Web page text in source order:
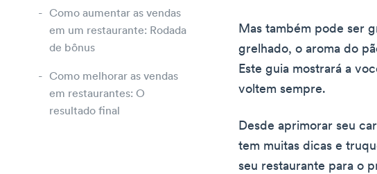
Como aumentar as vendas
em um restaurante: Rodada
de bônus
Como melhorar as vendas
em restaurantes: O
resultado final
Mas também pode ser
grelhado, o aroma do
Este guia mostrará a
voltem sempre.
Desde aprimorar seu
tem muitas dicas e
seu restaurante para o